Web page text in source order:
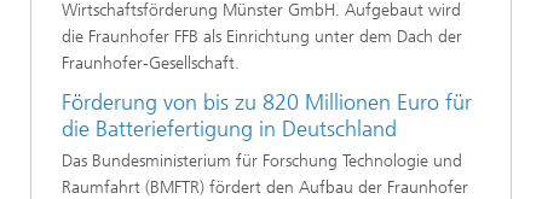
Wirtschaftsförderung Münster GmbH. Aufgebaut wird
die Fraunhofer FFB als Einrichtung unter dem Dach der
Fraunhofer-Gesellschaft.
Förderung von bis zu 820 Millionen Euro für
die Batteriefertigung in Deutschland
Das Bundesministerium für Forschung Technologie und
Raumfahrt (BMFTR) fördert den Aufbau der Fraunhofer